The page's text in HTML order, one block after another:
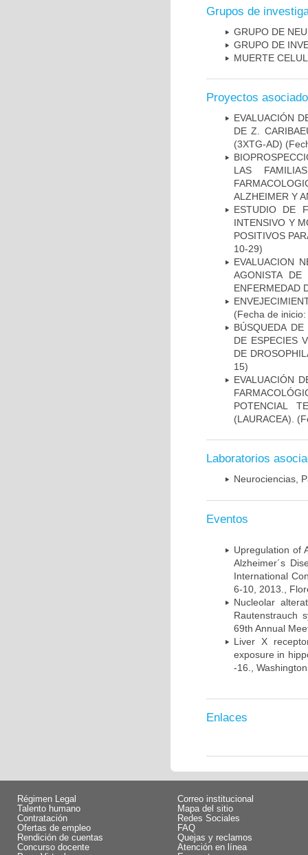
Grupos de
GRUPO DE
GRUPO DE
MUERTE
Proyectos
EVALUACIÓN
DE Z.
(3XTG-AD)
LAS
ALZHEIMER Y
ESTUDIO DE
INTENSIVO Y
POSITIVOS
10-29)
EVALUACION
AGONISTA
ENFERMEDAD
(Fecha de
BÚSQUEDA
DE ESPECIES
DE
15)
EVALUACIÓN
POTENCIAL
(LAURACEA).
Laboratorios
Neurociencias,
Eventos
Upregulation of
Alzheimer´s
International
6-10, 2013.,
Nucleolar
Rautenstrauch
69th Annual
Liver X
exposure in
-16.,
Enlaces
Régimen Legal
Talento humano
Contratación
Ofertas de empleo
Rendición de cuentas
Concurso docente
Correo institucional
Mapa del sitio
Redes Sociales
FAQ
Quejas y reclamos
Atención en línea